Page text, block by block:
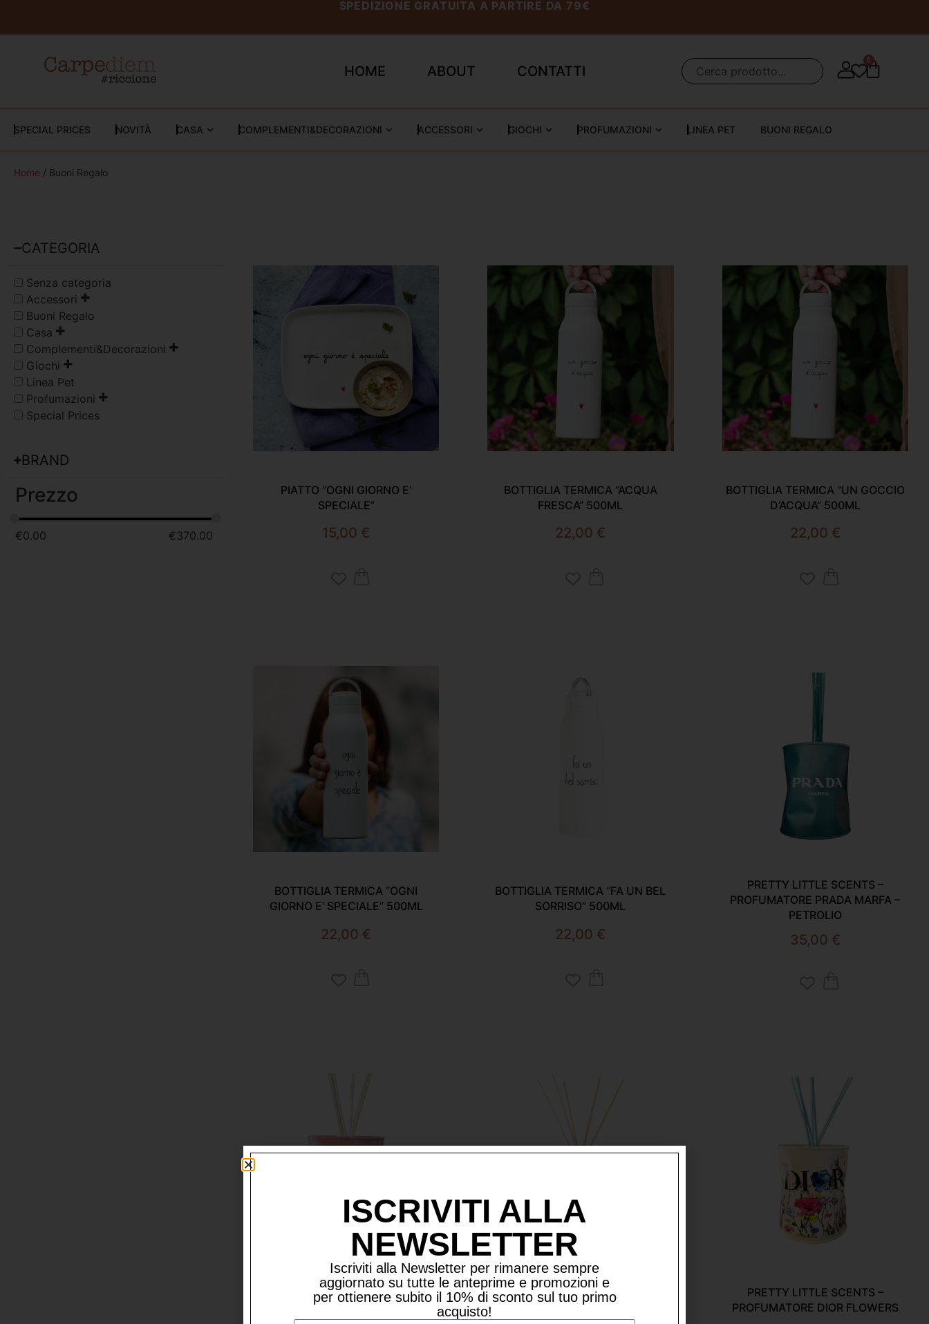
SPEDIZIONE GRATUITA A PARTIRE DA 79€
HOME ABOUT CONTATTI
0
SPECIAL PRICES NOVITÀ CASA COMPLEMENTI&DECORAZIONI ACCESSORI GIOCHI PROFUMAZIONI LINEA PET BUONI REGALO
Home / Buoni Regalo
CATEGORIA
Senza categoria
Accessori
Buoni Regalo
Casa
Complementi&Decorazioni
Giochi
Linea Pet
Profumazioni
Special Prices
BRAND
Prezzo
€0.00 €370.00
PIATTO “OGNI GIORNO E’
SPECIALE”
15,00 €
BOTTIGLIA TERMICA “ACQUA
FRESCA” 500ML
22,00 €
BOTTIGLIA TERMICA “UN GOCCIO
D’ACQUA” 500ML
22,00 €
BOTTIGLIA TERMICA “OGNI
GIORNO E’ SPECIALE” 500ML
22,00 €
BOTTIGLIA TERMICA “FA UN BEL
SORRISO” 500ML
22,00 €
PRETTY LITTLE SCENTS –
PROFUMATORE PRADA MARFA –
PETROLIO
35,00 €
PRETTY LITTLE SCENTS –
PROFUMATORE PRADA MARFA –
ROSA
PRETTY LITTLE SCENTS –
PROFUMATORE LOUIS ADDICTED –
MARRONE
PRETTY LITTLE SCENTS –
PROFUMATORE DIOR FLOWERS
ISCRIVITI ALLA
NEWSLETTER
Iscriviti alla Newsletter per rimanere sempre
aggiornato su tutte le anteprime e promozioni e
per ottienere subito il 10% di sconto sul tuo primo
acquisto!